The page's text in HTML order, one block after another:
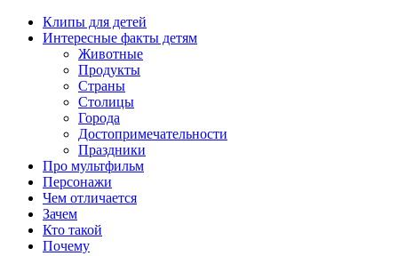
Перейти
содержимому
Клипы для детей
Интересные факты детям
Животные
Продукты
Страны
Столицы
Города
Достопримечательности
Праздники
Про мультфильм
Персонажи
Чем отличается
Зачем
Кто такой
Почему